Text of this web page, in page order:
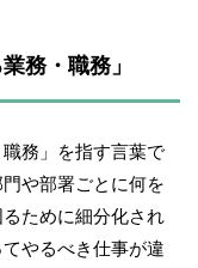
務・職務」
務」を指す言葉で
や部署ごとに何を
ために細分化され
やるべき仕事が違